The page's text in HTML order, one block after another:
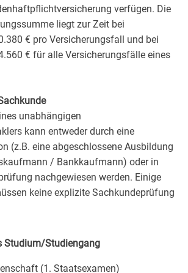
verfügen. Die
liegt zur Zeit bei
€ pro Versicherungsfall und bei
€ für alle Versicherungsfälle eines
unabhängigen
kann entweder durch eine
(z.B. eine abgeschlossene Ausbildung
/ Bankkaufmann) oder in
nachgewiesen werden. Einige
keine explizite Sachkundeprüfung
Studium/Studiengang
(1. Staatsexamen)